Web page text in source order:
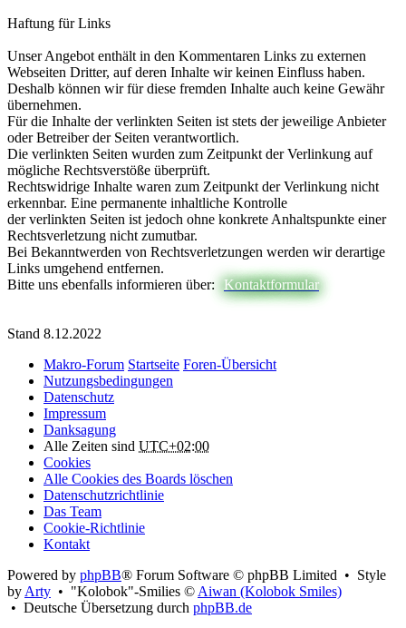
Haftung für Links
Unser Angebot enthält in den Kommentaren Links zu externen
Webseiten Dritter, auf deren Inhalte wir keinen Einfluss haben.
Deshalb können wir für diese fremden Inhalte auch keine Gewähr
übernehmen.
Für die Inhalte der verlinkten Seiten ist stets der jeweilige Anbieter
oder Betreiber der Seiten verantwortlich.
Die verlinkten Seiten wurden zum Zeitpunkt der Verlinkung auf
mögliche Rechtsverstöße überprüft.
Rechtswidrige Inhalte waren zum Zeitpunkt der Verlinkung nicht
erkennbar. Eine permanente inhaltliche Kontrolle
der verlinkten Seiten ist jedoch ohne konkrete Anhaltspunkte einer
Rechtsverletzung nicht zumutbar.
Bei Bekanntwerden von Rechtsverletzungen werden wir derartige
Links umgehend entfernen.
Bitte uns ebenfalls informieren über:
Kontaktformular
Stand 8.12.2022
Makro-Forum Startseite Foren-Übersicht
Nutzungsbedingungen
Datenschutz
Impressum
Danksagung
Alle Zeiten sind UTC+02:00
Cookies
Alle Cookies des Boards löschen
Datenschutzrichtlinie
Das Team
Cookie-Richtlinie
Kontakt
Powered by phpBB® Forum Software © phpBB Limited • Style
byArty • "Kolobok"-Smilies ©Aiwan (Kolobok Smiles)
• Deutsche Übersetzung durch phpBB.de